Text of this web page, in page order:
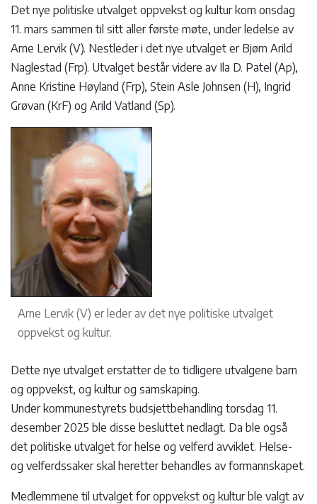
Det nye politiske utvalget oppvekst og kultur kom onsdag
11. mars sammen til sitt aller første møte, under ledelse av
Arne Lervik (V). Nestleder i det nye utvalget er Bjørn Arild
Naglestad (Frp). Utvalget består videre av Ila D. Patel (Ap),
Anne Kristine Høyland (Frp), Stein Asle Johnsen (H), Ingrid
Grøvan (KrF) og Arild Vatland (Sp).
Arne Lervik (V) er leder av det nye politiske utvalget
oppvekst og kultur.
Dette nye utvalget erstatter de to tidligere utvalgene barn
og oppvekst, og kultur og samskaping.
Under kommunestyrets budsjettbehandling torsdag 11.
desember 2025 ble disse besluttet nedlagt. Da ble også
det politiske utvalget for helse og velferd avviklet. Helse-
og velferdssaker skal heretter behandles av formannskapet.
Medlemmene til utvalget for oppvekst og kultur ble valgt av